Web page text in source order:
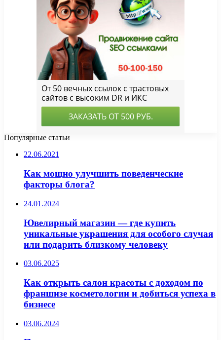
Популярные статьи
22.06.2021
Как мощно улучшить поведенческие
факторы блога?
24.01.2024
Ювелирный магазин — где купить
уникальные украшения для особого случая
или подарить близкому человеку
03.06.2025
Как открыть салон красоты с доходом по
франшизе косметологии и добиться успеха в
бизнесе
03.06.2024